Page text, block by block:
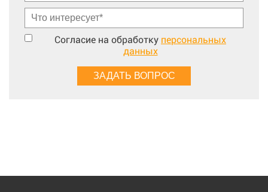
Согласие на обработку персональных
данных